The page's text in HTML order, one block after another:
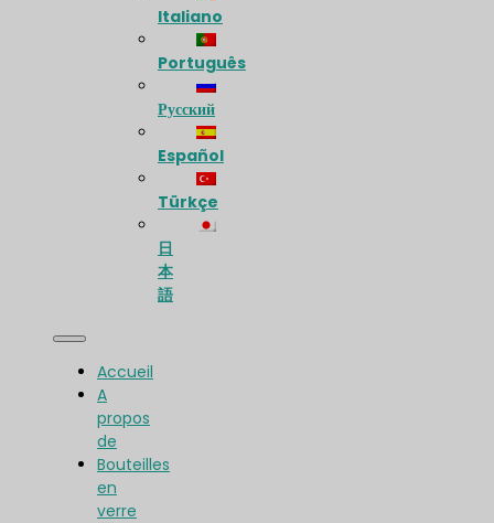
Italiano
Português
Русский
Español
Türkçe
日
本
語
Accueil
A
propos
de
Bouteilles
en
verre